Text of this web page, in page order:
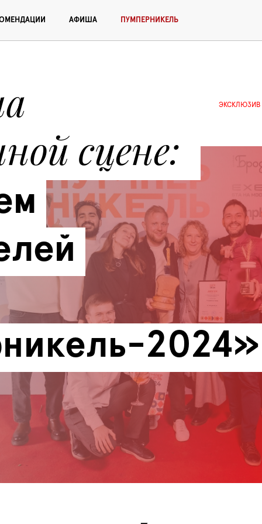
АФИША ПУМПЕРНИКЕЛЬ
сцене
2024»
ЭКСКЛЮЗИВ